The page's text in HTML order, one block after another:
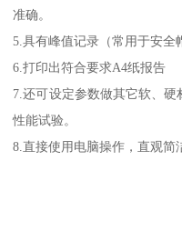
准确。
5.具有峰值记录（常用于安全
6.打印出符合要求A4纸报告
7.还可设定参数做其它软、
性能试验。
8.直接使用电脑操作，直观简